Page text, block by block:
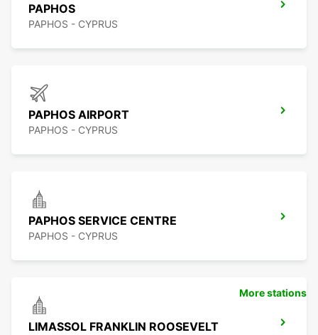
PAPHOS
PAPHOS - CYPRUS
PAPHOS AIRPORT
PAPHOS - CYPRUS
PAPHOS SERVICE CENTRE
PAPHOS - CYPRUS
LIMASSOL FRANKLIN ROOSEVELT
More stations